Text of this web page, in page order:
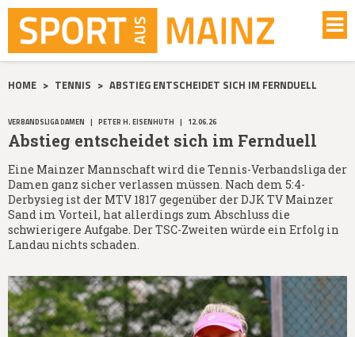
HOME > TENNIS > ABSTIEG ENTSCHEIDET SICH IM FERNDUELL
VERBANDSLIGA DAMEN | PETER H. EISENHUTH | 12.06.26
Abstieg entscheidet sich im Fernduell
Eine Mainzer Mannschaft wird die Tennis-Verbandsliga der
Damen ganz sicher verlassen müssen. Nach dem 5:4-
Derbysieg ist der MTV 1817 gegenüber der DJK TV Mainzer
Sand im Vorteil, hat allerdings zum Abschluss die
schwierigere Aufgabe. Der TSC-Zweiten würde ein Erfolg in
Landau nichts schaden.